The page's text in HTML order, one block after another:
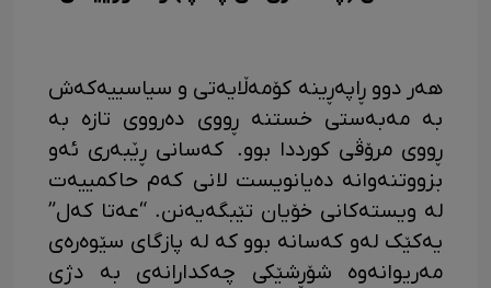
هەر دوو ڕاپەڕینە کۆمەڵایەتی و سیاسییەکەش
بە مەبەستی خستنە ڕووی دەرووی تازە بە
ڕووی مرۆڤی کورددا بوو. کەسانی ڕێبەری ئەو
بزووتنەوانە دەیانویست لانی کەم حاکمییەت
لە ویستەکانی خۆیان تێبگەیەنن. “عەتا کەل”
یەکێک لەو کەسانە بوو کە لە پازگای سێوەرەی
مەریوانەوە شۆڕشێکی چەکدارانەی بە دژی